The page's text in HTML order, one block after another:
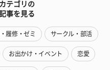
テゴリの
事を見る
履修・ゼミ サークル・部活
お出かけ・イベント 恋愛